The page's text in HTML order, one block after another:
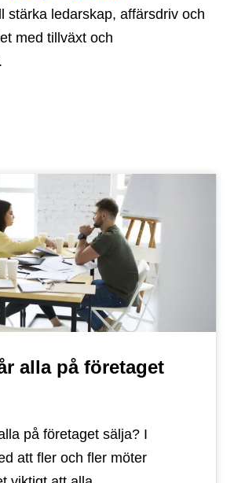
stärka ledarskap, affärsdriv och
med tillväxt och
alla på företaget
på företaget sälja? I
att fler och fler möter